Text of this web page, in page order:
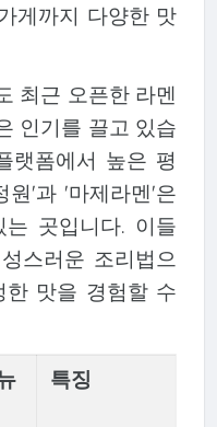
게까지 다양한 맛
최근 오픈한 라멘
인기를 끌고 있습
랫폼에서 높은 평
원'과 '마제라멘'은
곳입니다. 이들
스러운 조리법으
맛을 경험할 수
특징